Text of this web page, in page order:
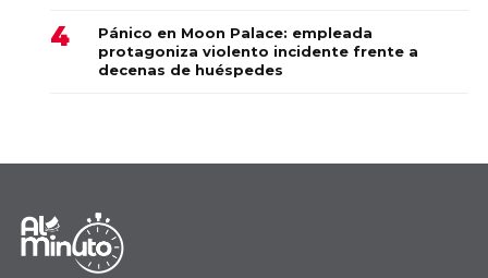
Pánico en Moon Palace: empleada
protagoniza violento incidente frente a
decenas de huéspedes